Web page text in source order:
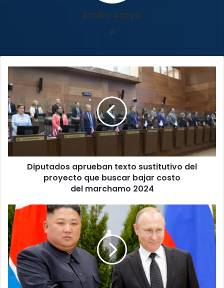
Emilio Araya
Diputados
aprueban
texto
sustitutivo
del
proyecto
que
buscar
bajar
del marchamo 2024
Diputados aprueban texto sustitutivo del
proyecto que buscar bajar costo
del marchamo 2024
Kim
Jong
Un
llega
a
Rusia
para
esperada